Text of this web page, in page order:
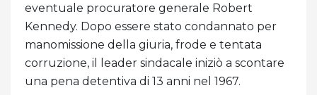
eventuale procuratore generale Robert
Kennedy. Dopo essere stato condannato per
manomissione della giuria, frode e tentata
corruzione, il leader sindacale iniziò a scontare
una pena detentiva di 13 anni nel 1967.